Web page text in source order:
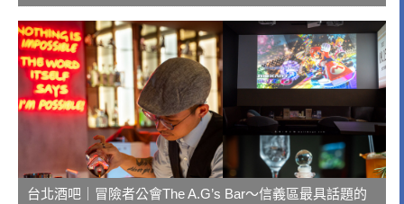
台北酒吧｜冒險者公會The A.G’s Bar～信義區最具話題的